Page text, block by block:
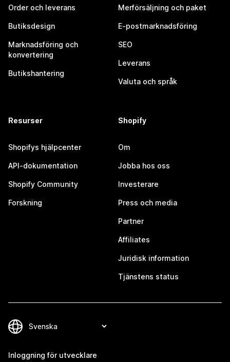
Order och leverans
Butiksdesign
Marknadsföring och
konvertering
Butikshantering
Merförsäljning och paket
E-postmarknadsföring
SEO
Leverans
Valuta och språk
Resurser
Shopifys hjälpcenter
API-dokumentation
Shopify Community
Forskning
Shopify
Om
Jobba hos oss
Investerare
Press och media
Partner
Affiliates
Juridisk information
Tjänstens status
Inloggning för utvecklare